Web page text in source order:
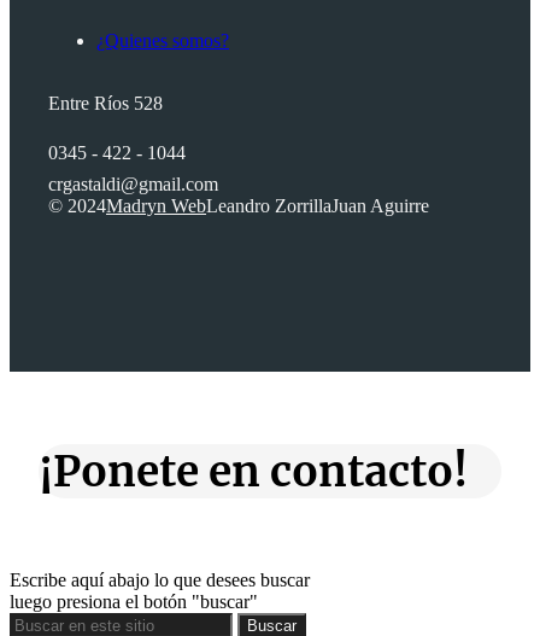
¿Quienes somos?
Entre Ríos 528
0345 - 422 - 1044
crgastaldi@gmail.com
© 2024Madryn WebLeandro ZorrillaJuan Aguirre
¡Ponete en contacto!
Escribe aquí abajo lo que desees buscar
luego presiona el botón "buscar"
Buscar
Buscar